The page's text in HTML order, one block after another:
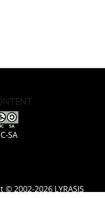
SA
© 2002-2026 LYRASIS